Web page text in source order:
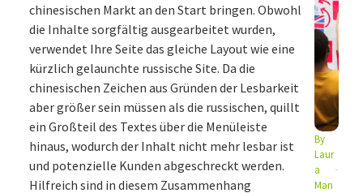
chinesischen Markt an den Start bringen. Obwohl
die Inhalte sorgfältig ausgearbeitet wurden,
verwendet Ihre Seite das gleiche Layout wie eine
kürzlich gelaunchte russische Site. Da die
chinesischen Zeichen aus Gründen der Lesbarkeit
aber größer sein müssen als die russischen, quillt
ein Großteil des Textes über die Menüleiste
hinaus, wodurch der Inhalt nicht mehr lesbar ist
und potenzielle Kunden abgeschreckt werden.
Hilfreich sind in diesem Zusammenhang
By
Laur
a
Man